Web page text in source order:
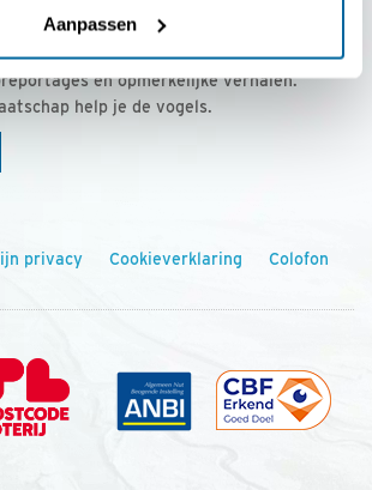
Aanpassen
x Vogels voor € 36,00 per jaar
voor onze leden, met
en opmerkelijke verhalen.
help je de vogels.
privacy Cookieverklaring Colofon